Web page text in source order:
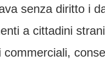
senza diritto i
a cittadini